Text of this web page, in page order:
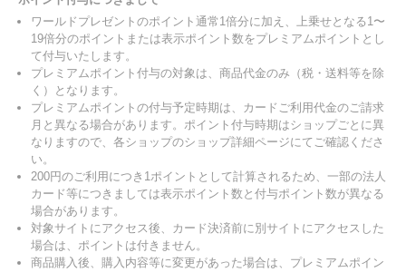
ワールドプレゼントのポイント通常1倍分に加え、上乗せとなる1〜
19倍分のポイントまたは表示ポイント数をプレミアムポイントとし
て付与いたします。
プレミアムポイント付与の対象は、商品代金のみ（税・送料等を除
く）となります。
プレミアムポイントの付与予定時期は、カードご利用代金のご請求
月と異なる場合があります。ポイント付与時期はショップごとに異
なりますので、各ショップのショップ詳細ページにてご確認くださ
い。
200円のご利用につき1ポイントとして計算されるため、一部の法人
カード等につきましては表示ポイント数と付与ポイント数が異なる
場合があります。
対象サイトにアクセス後、カード決済前に別サイトにアクセスした
場合は、ポイントは付きません。
商品購入後、購入内容等に変更があった場合は、プレミアムポイン